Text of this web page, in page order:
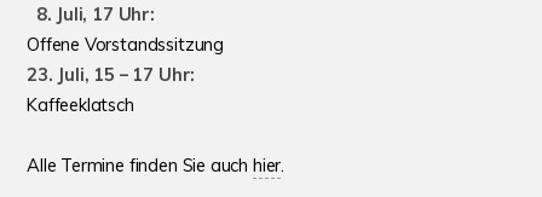
8. Juli, 17 Uhr:
Offene Vorstandssitzung
23. Juli, 15 – 17 Uhr:
Kaffeeklatsch
Alle Termine finden Sie auch hier